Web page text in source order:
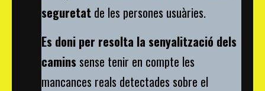
seguretat de les persones usuàries.
Es doni per resolta la senyalització dels
camins sense tenir en compte les
mancances reals detectades sobre el